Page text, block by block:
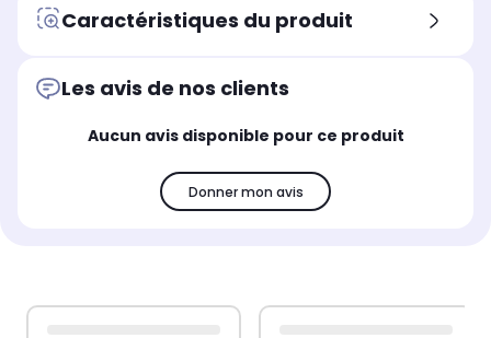
Caractéristiques du produit
Les avis de nos clients
Aucun avis disponible pour ce produit
Donner mon avis